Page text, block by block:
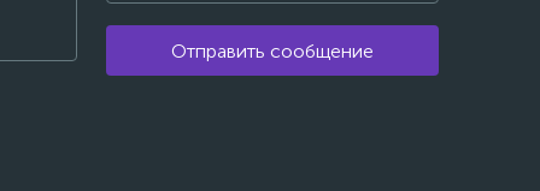
Отправить сообщение